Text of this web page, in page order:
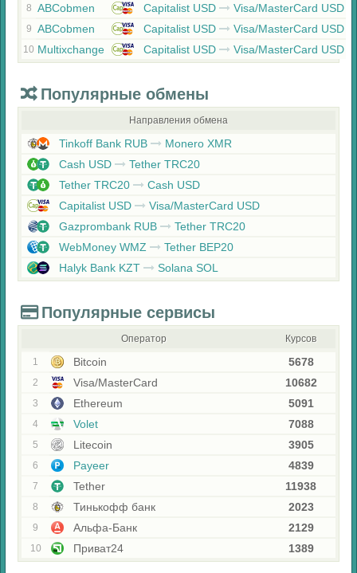
8 ABCobmen Capitalist USD Visa/MasterCard USD
9 ABCobmen Capitalist USD Visa/MasterCard USD
10 Multixchange Capitalist USD Visa/MasterCard USD
Популярные обмены
Направления обмена
Tinkoff Bank RUB
Monero XMR
Cash USD
Tether TRC20
Tether TRC20
Cash USD
Capitalist USD
Visa/MasterCard USD
Gazprombank RUB
Tether TRC20
WebMoney WMZ
Tether BEP20
Halyk Bank KZT
Solana SOL
Популярные сервисы
Оператор Курсов
1 Bitcoin 5678
2 Visa/MasterCard 10682
3 Ethereum 5091
4 Volet 7088
5 Litecoin 3905
6 Payeer 4839
7 Tether 11938
8 Тинькофф банк 2023
9 Альфа-Банк 2129
10 Приват24 1389